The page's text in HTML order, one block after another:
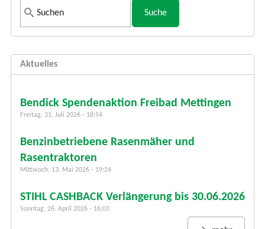
S
u
h
f
r
m
l
a
r
Aktuelles
Bendick Spendenaktion Freibad Mettingen
Freitag, 31. Juli 2026 - 18:54
Benzinbetriebene Rasenmäher und
Rasentraktoren
Mittwoch, 13. Mai 2026 - 19:24
STIHL CASHBACK Verlängerung bis 30.06.2026
Sonntag, 26. April 2026 - 16:03